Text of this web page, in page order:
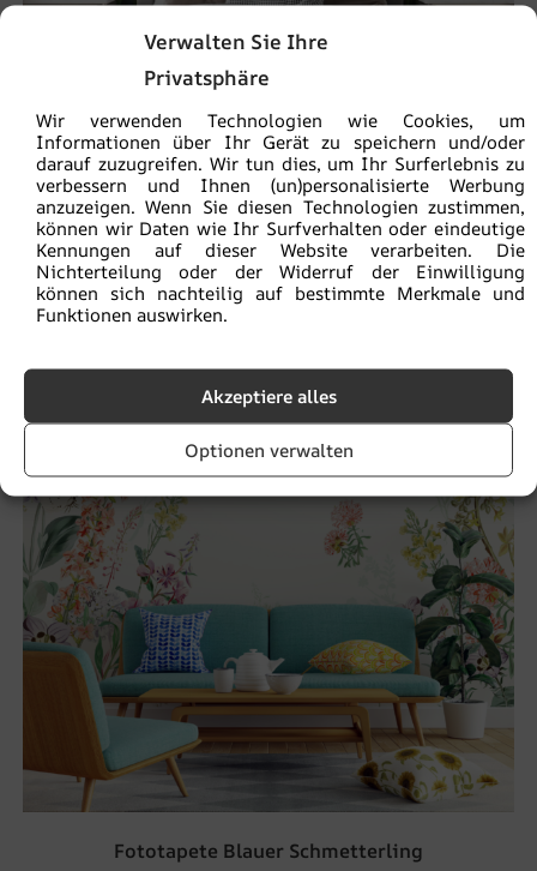
Verwalten Sie Ihre
Privatsphäre
Wir verwenden Technologien wie Cookies, um
Informationen über Ihr Gerät zu speichern und/oder
darauf zuzugreifen. Wir tun dies, um Ihr Surferlebnis zu
verbessern und Ihnen (un)personalisierte Werbung
anzuzeigen. Wenn Sie diesen Technologien zustimmen,
können wir Daten wie Ihr Surfverhalten oder eindeutige
Kennungen auf dieser Website verarbeiten. Die
Nichterteilung oder der Widerruf der Einwilligung
können sich nachteilig auf bestimmte Merkmale und
Funktionen auswirken.
Akzeptiere alles
Optionen verwalten
Fototapete Lange grüne Blätter
€26.53 19.90
Fototapete Blauer Schmetterling